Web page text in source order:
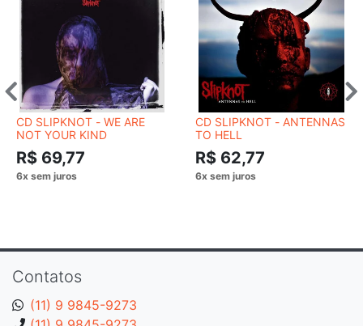
CD SLIPKNOT - WE ARE
NOT YOUR KIND
R$ 69,77
CD SLIPKNOT - ANTENNAS
TO HELL
R$ 62,77
Contatos
(11) 9 9845-9273